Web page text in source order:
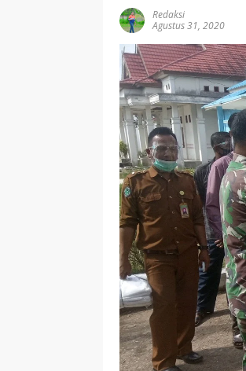
Redaksi
Agustus 31, 2020